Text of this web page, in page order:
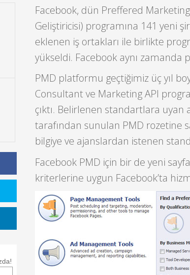
Facebook, dün Preffered
Geliştiricisi) programına 141 yeni
eklenen iş ortakları ile birlikte
yükseldi. Facebook aynı zamanda
PMD platformu geçtiğimiz üç yıl
Consultant ve Marketing API
çıktı. Belirlenen standartlara
tarafından sunulan PMD rozetine
bilgiye ve ajanslardan istenen
Facebook PMD için bir de yeni
kriterlerine uygun Facebook’ta